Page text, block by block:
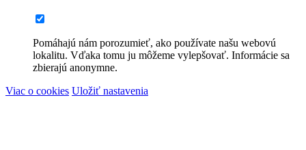
Pomáhajú nám porozumieť, ako používate našu webovú
lokalitu. Vďaka tomu ju môžeme vylepšovať. Informácie sa
zbierajú anonymne.
Viac o cookies Uložiť nastavenia